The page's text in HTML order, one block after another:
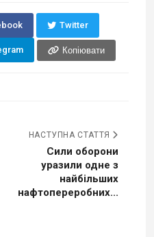
Twitter
Копіювати
НАСТУПНА СТАТТЯ
Сили оборони
уразили одне з
найбільших
нафтопереробних...